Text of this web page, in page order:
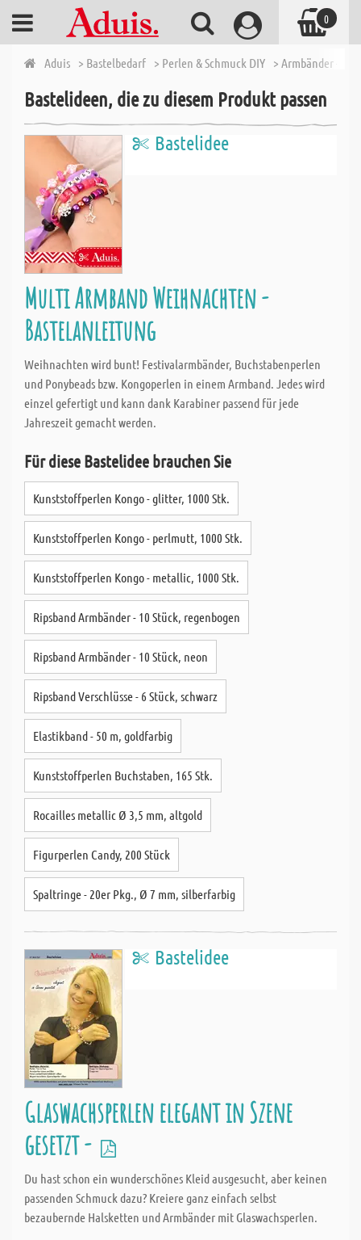
Aduis > Bastelbedarf > Perlen & Schmuck DIY > Armbänder -
Bastelideen, die zu diesem Produkt passen
Bastelidee
Multi Armband Weihnachten -
Bastelanleitung
Weihnachten wird bunt! Festivalarmbänder, Buchstabenperlen
und Ponybeads bzw. Kongoperlen in einem Armband. Jedes wird
einzel gefertigt und kann dank Karabiner passend für jede
Jahreszeit gemacht werden.
Für diese Bastelidee brauchen Sie
Kunststoffperlen Kongo - glitter, 1000 Stk.
Kunststoffperlen Kongo - perlmutt, 1000 Stk.
Kunststoffperlen Kongo - metallic, 1000 Stk.
Ripsband Armbänder - 10 Stück, regenbogen
Ripsband Armbänder - 10 Stück, neon
Ripsband Verschlüsse - 6 Stück, schwarz
Elastikband - 50 m, goldfarbig
Kunststoffperlen Buchstaben, 165 Stk.
Rocailles metallic Ø 3,5 mm, altgold
Figurperlen Candy, 200 Stück
Spaltringe - 20er Pkg., Ø 7 mm, silberfarbig
Bastelidee
Glaswachsperlen elegant in Szene
gesetzt -
Du hast schon ein wunderschönes Kleid ausgesucht, aber keinen
passenden Schmuck dazu? Kreiere ganz einfach selbst
bezaubernde Halsketten und Armbänder mit Glaswachsperlen.
0